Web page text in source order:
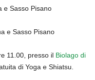
e Sasso Pisano
e Sasso Pisano
11.00, presso il Biolago di
di Yoga e Shiatsu.